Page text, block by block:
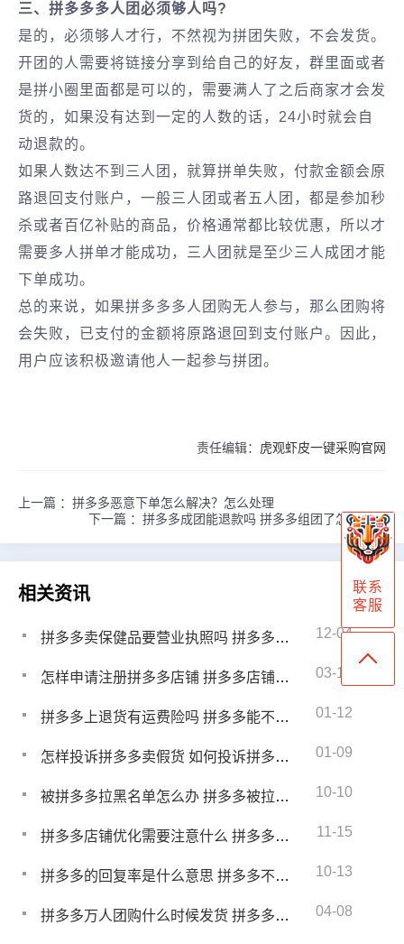
三、拼多多多人团必须够人吗?
是的，必须够人才行，不然视为拼团失败，不会发货。
开团的人需要将链接分享到给自己的好友，群里面或者
是拼小圈里面都是可以的，需要满人了之后商家才会发
货的，如果没有达到一定的人数的话，24小时就会自
动退款的。
如果人数达不到三人团，就算拼单失败，付款金额会原
路退回支付账户，一般三人团或者五人团，都是参加秒
杀或者百亿补贴的商品，价格通常都比较优惠，所以才
需要多人拼单才能成功，三人团就是至少三人成团才能
下单成功。
总的来说，如果拼多多多人团购无人参与，那么团购将
会失败，已支付的金额将原路退回到支付账户。因此，
用户应该积极邀请他人一起参与拼团。
责任编辑： 虎观虾皮一键采购官网
上一篇 ： 拼多多恶意下单怎么解决？怎么处理
下一篇 ： 拼多多成团能退款吗 拼多多组团了怎么退出
相关资讯
拼多多卖保健品要营业执照吗 拼多多卖保健品需要什么证 12-04
怎样申请注册拼多多店铺 拼多多店铺注册需要什么条件 03-15
拼多多上退货有运费险吗 拼多多能不能买运费险 01-12
怎样投诉拼多多卖假货 如何投诉拼多多商家卖假货 01-09
被拼多多拉黑名单怎么办 拼多多被拉黑怎么解封 10-10
拼多多店铺优化需要注意什么 拼多多店铺优化细节分析 11-15
拼多多的回复率是什么意思 拼多多不及时回复率是什么 10-13
拼多多万人团购什么时候发货 拼多多万人团东西是正品吗 04-08
联系
客服